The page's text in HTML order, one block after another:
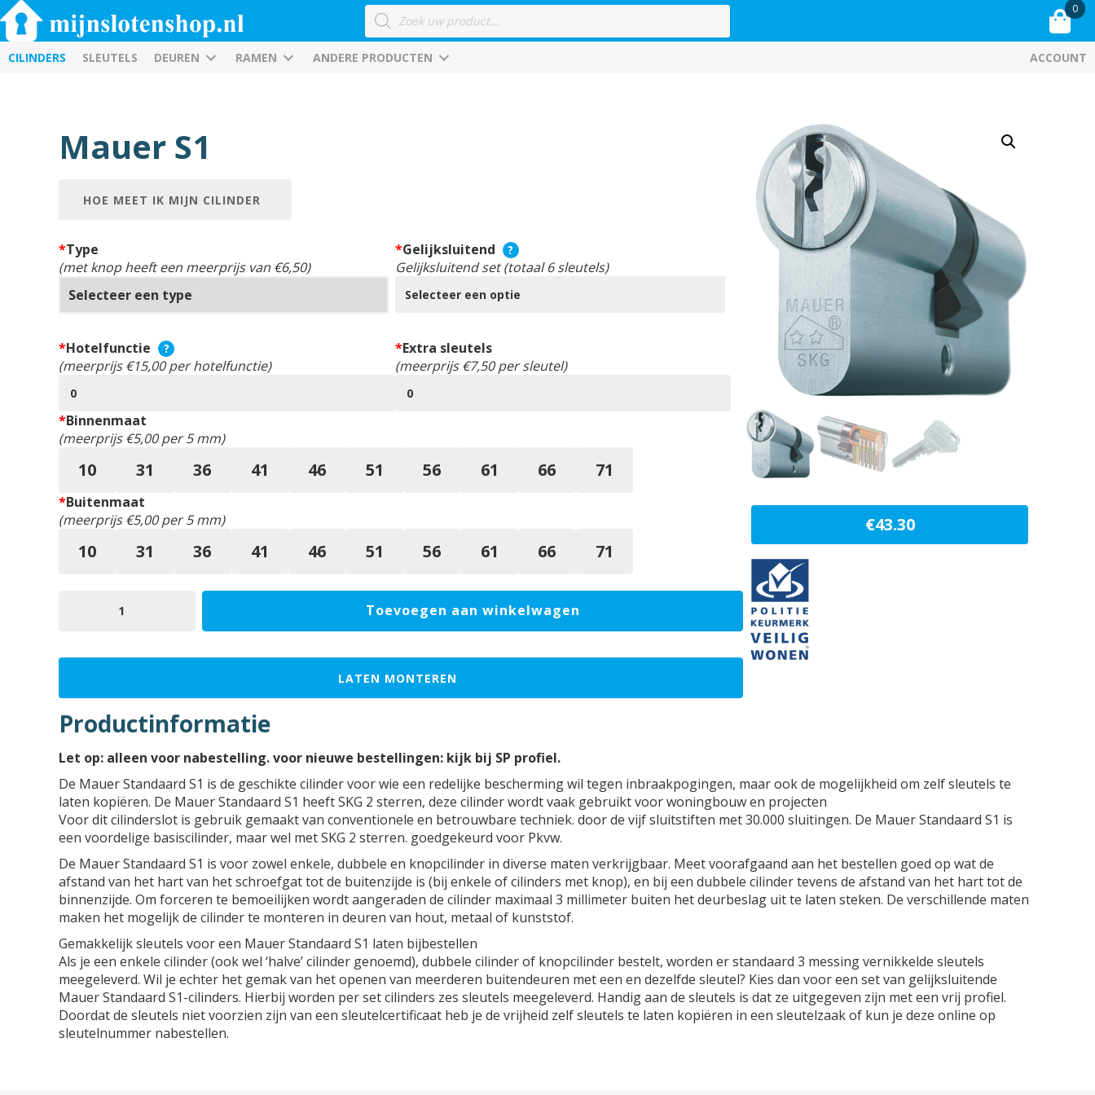
Producten
zoeken
0
CILINDERS SLEUTELS DEUREN RAMEN ANDERE PRODUCTEN ACCOUNT
Mauer S1
HOE MEET IK MIJN CILINDER
*Type
(met knop heeft een meerprijs van €6,50)
*Gelijksluitend ?
Gelijksluitend set (totaal 6 sleutels)
*Hotelfunctie ?
(meerprijs €15,00 per hotelfunctie)
*Extra sleutels
(meerprijs €7,50 per sleutel)
*Binnenmaat
(meerprijs €5,00 per 5 mm)
10 31 36 41 46 51 56 61 66 71
*Buitenmaat
(meerprijs €5,00 per 5 mm)
10 31 36 41 46 51 56 61 66 71
Toevoegen aan winkelwagen
LATEN MONTEREN
€43.30
Productinformatie
Let op: alleen voor nabestelling. voor nieuwe bestellingen: kijk bij SP profiel.
De Mauer Standaard S1 is de geschikte cilinder voor wie een redelijke bescherming wil tegen inbraakpogingen, maar ook de mogelijkheid om zelf sleutels te
laten kopiëren. De Mauer Standaard S1 heeft SKG 2 sterren, deze cilinder wordt vaak gebruikt voor woningbouw en projecten
Voor dit cilinderslot is gebruik gemaakt van conventionele en betrouwbare techniek. door de vijf sluitstiften met 30.000 sluitingen. De Mauer Standaard S1 is
een voordelige basiscilinder, maar wel met SKG 2 sterren. goedgekeurd voor Pkvw.
De Mauer Standaard S1 is voor zowel enkele, dubbele en knopcilinder in diverse maten verkrijgbaar. Meet voorafgaand aan het bestellen goed op wat de
afstand van het hart van het schroefgat tot de buitenzijde is (bij enkele of cilinders met knop), en bij een dubbele cilinder tevens de afstand van het hart tot de
binnenzijde. Om forceren te bemoeilijken wordt aangeraden de cilinder maximaal 3 millimeter buiten het deurbeslag uit te laten steken. De verschillende maten
maken het mogelijk de cilinder te monteren in deuren van hout, metaal of kunststof.
Gemakkelijk sleutels voor een Mauer Standaard S1 laten bijbestellen
Als je een enkele cilinder (ook wel ‘halve’ cilinder genoemd), dubbele cilinder of knopcilinder bestelt, worden er standaard 3 messing vernikkelde sleutels
meegeleverd. Wil je echter het gemak van het openen van meerderen buitendeuren met een en dezelfde sleutel? Kies dan voor een set van gelijksluitende
Mauer Standaard S1-cilinders. Hierbij worden per set cilinders zes sleutels meegeleverd. Handig aan de sleutels is dat ze uitgegeven zijn met een vrij profiel.
Doordat de sleutels niet voorzien zijn van een sleutelcertificaat heb je de vrijheid zelf sleutels te laten kopiëren in een sleutelzaak of kun je deze online op
sleutelnummer nabestellen.